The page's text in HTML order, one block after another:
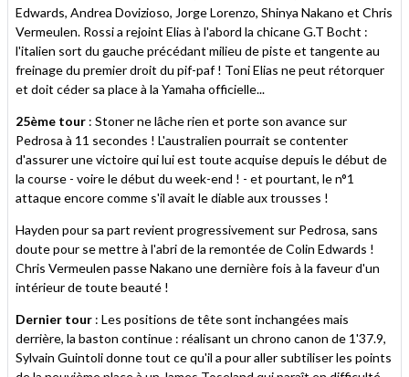
Edwards, Andrea Dovizioso, Jorge Lorenzo, Shinya Nakano et Chris
Vermeulen. Rossi a rejoint Elias à l'abord la chicane G.T Bocht :
l'italien sort du gauche précédant milieu de piste et tangente au
freinage du premier droit du pif-paf ! Toni Elias ne peut rétorquer
et doit céder sa place à la Yamaha officielle...
25ème tour : Stoner ne lâche rien et porte son avance sur
Pedrosa à 11 secondes ! L'australien pourrait se contenter
d'assurer une victoire qui lui est toute acquise depuis le début de
la course - voire le début du week-end ! - et pourtant, le n°1
attaque encore comme s'il avait le diable aux trousses !
Hayden pour sa part revient progressivement sur Pedrosa, sans
doute pour se mettre à l'abri de la remontée de Colin Edwards !
Chris Vermeulen passe Nakano une dernière fois à la faveur d'un
intérieur de toute beauté !
Dernier tour : Les positions de tête sont inchangées mais
derrière, la baston continue : réalisant un chrono canon de 1'37.9,
Sylvain Guintoli donne tout ce qu'il a pour aller subtiliser les points